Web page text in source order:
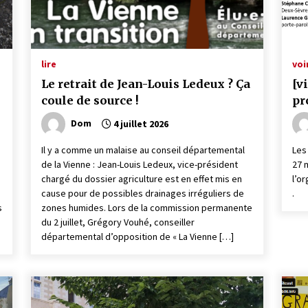
lire
Le retrait de Jean-Louis Ledeux ? Ça
coule de source !
Dom 4 juillet 2026
Il y a comme un malaise au conseil départemental
de la Vienne : Jean-Louis Ledeux, vice-président
chargé du dossier agriculture est en effet mis en
cause pour de possibles drainages irréguliers de
zones humides. Lors de la commission permanente
du 2 juillet, Grégory Vouhé, conseiller
départemental d’opposition de « La Vienne […]
27
.